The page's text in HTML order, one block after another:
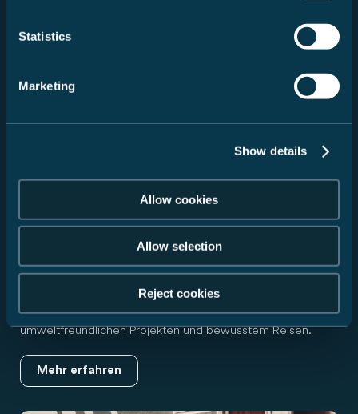
Statistics
Marketing
Show details
Allow cookies
Allow selection
Reject cookies
Nachhaltigkeit
Verantwortungsbewusst unterwegs: Infos zu Initiativen,
umweltfreundlichen Projekten und bewusstem Reisen.
Mehr erfahren